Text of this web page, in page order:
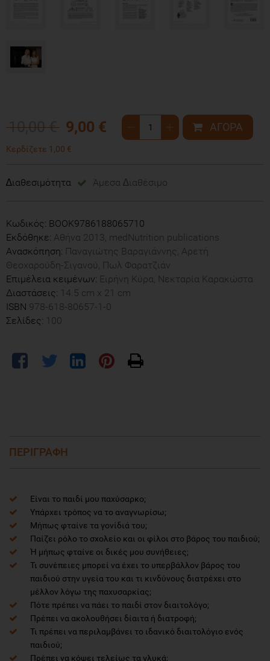
10,00 € 9,00 €
Κερδίζετε 1,00 €
∆ιαθεσιμότητα Άμεσα ∆ιαθέσιμο
Κωδικός: ΒΟΟΚ9786188065710
Εκδόθηκε: Αθήνα 2013, medNutrition publications
Ανασκόπηση: Παναγιώτης Βαραγιάννης, Αρετή
Θεοχαρούδη-Σιγανού, Πωλ Φαρατζιάν
Επιμέλεια κειμένων: Ειρήνη Κύρα, Νεκταρία Καρακώστα
Διαστάσεις: 14.5 cm x 21 cm
ISBN 978-618-80657-1-0
Σελίδες: 100
ΠΕΡΙΓΡΑΦΗ
Είναι το παιδί μου παχύσαρκο;
Υπάρχει τρόπος να το αναγνωρίσω;
Μήπως φταίνε τα γονίδιά του;
Παίζει ρόλο το σχολείο και οι φίλοι στο βάρος του παιδιού;
Ή μήπως φταίνε οι δικές μου συνήθειες;
Τι συνέπειες μπορεί να έχει το υπερβάλλον βάρος του
παιδιού στην υγεία του και τι κινδύνους διατρέχει στο
μέλλον λόγω της παχυσαρκίας;
Πότε πρέπει να πάει το παιδί στον διαιτολόγο;
Πρέπει να ακολουθήσει δίαιτα ή διατροφή;
Τι πρέπει να περιλαμβάνει το ιδανικό διαιτολόγιο ενός
παιδιού;
Πρέπει να κόψει τελείως τα γλυκά;